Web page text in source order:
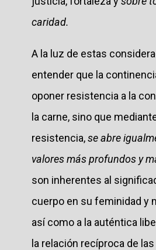
caridad.
A la luz de estas
entender que la
oponer resistencia a la
la carne, sino que
resistencia,se abre
valores más profundos y
son inherentes al
cuerpo en su feminidad y
así como a la auténtica
la relación recíproca de